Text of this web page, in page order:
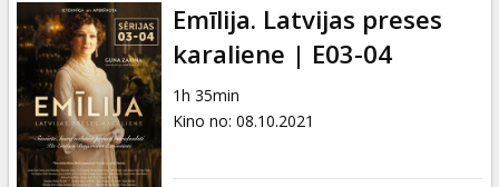
Emīlija. Latvijas preses
karaliene | E03-04
1h 35min
Kino no: 08.10.2021